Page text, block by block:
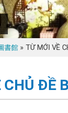
書館 » TỪ MỚI VỀ
CHỦ ĐỀ